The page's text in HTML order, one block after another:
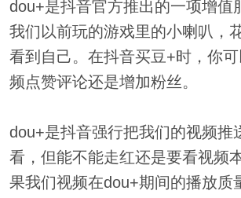
dou+是抖音官方推出的一项增值
我们以前玩的游戏里的小喇叭，
看到自己。在抖音买豆+时，你
频点赞评论还是增加粉丝。
dou+是抖音强行把我们的视频推
看，但能不能走红还是要看视频
果我们视频在dou+期间的播放质